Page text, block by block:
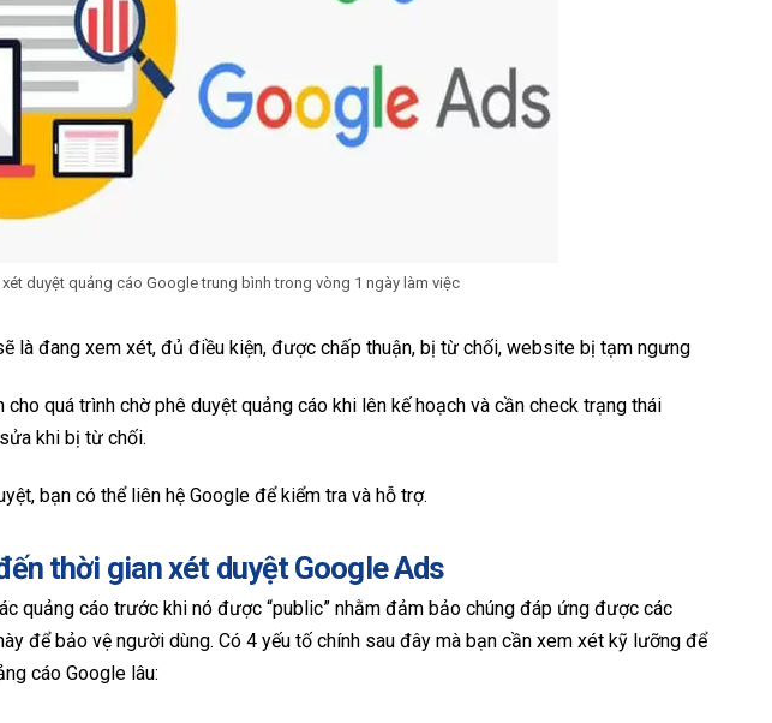
xét duyệt quảng cáo Google trung bình trong vòng 1 ngày làm việc
là đang xem xét, đủ điều kiện, được chấp thuận, bị từ chối, website bị tạm ngưng
quá trình chờ phê duyệt quảng cáo khi lên kế hoạch và cần check trạng thái
khi bị từ chối.
bạn có thể liên hệ Google để kiểm tra và hỗ trợ.
thời gian xét duyệt Google Ads
quảng cáo trước khi nó được “public” nhằm đảm bảo chúng đáp ứng được các
để bảo vệ người dùng. Có 4 yếu tố chính sau đây mà bạn cần xem xét kỹ lưỡng để
cáo Google lâu: